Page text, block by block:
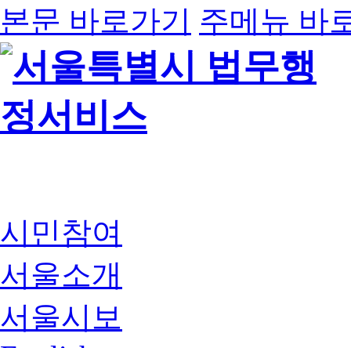
본문 바로가기 주메뉴 바
시민참여
서울소개
서울시보